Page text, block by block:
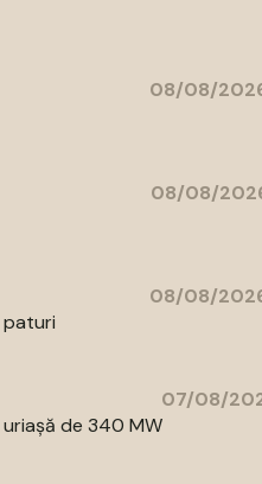
08/08/
08/08/
08/08/
paturi
07/08/
de 340 MW